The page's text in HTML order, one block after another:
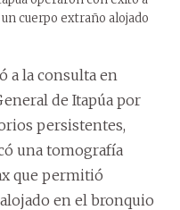
cuerpo extraño alojado
a la consulta en
de Itapúa por
persistentes,
una tomografía
que permitió
en el bronquio